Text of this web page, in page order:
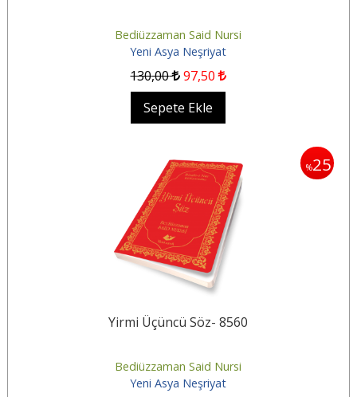
Bediüzzaman Said Nursi
Yeni Asya Neşriyat
130,00 97,50
Sepete Ekle
%25
Yirmi Üçüncü Söz- 8560
Bediüzzaman Said Nursi
Yeni Asya Neşriyat